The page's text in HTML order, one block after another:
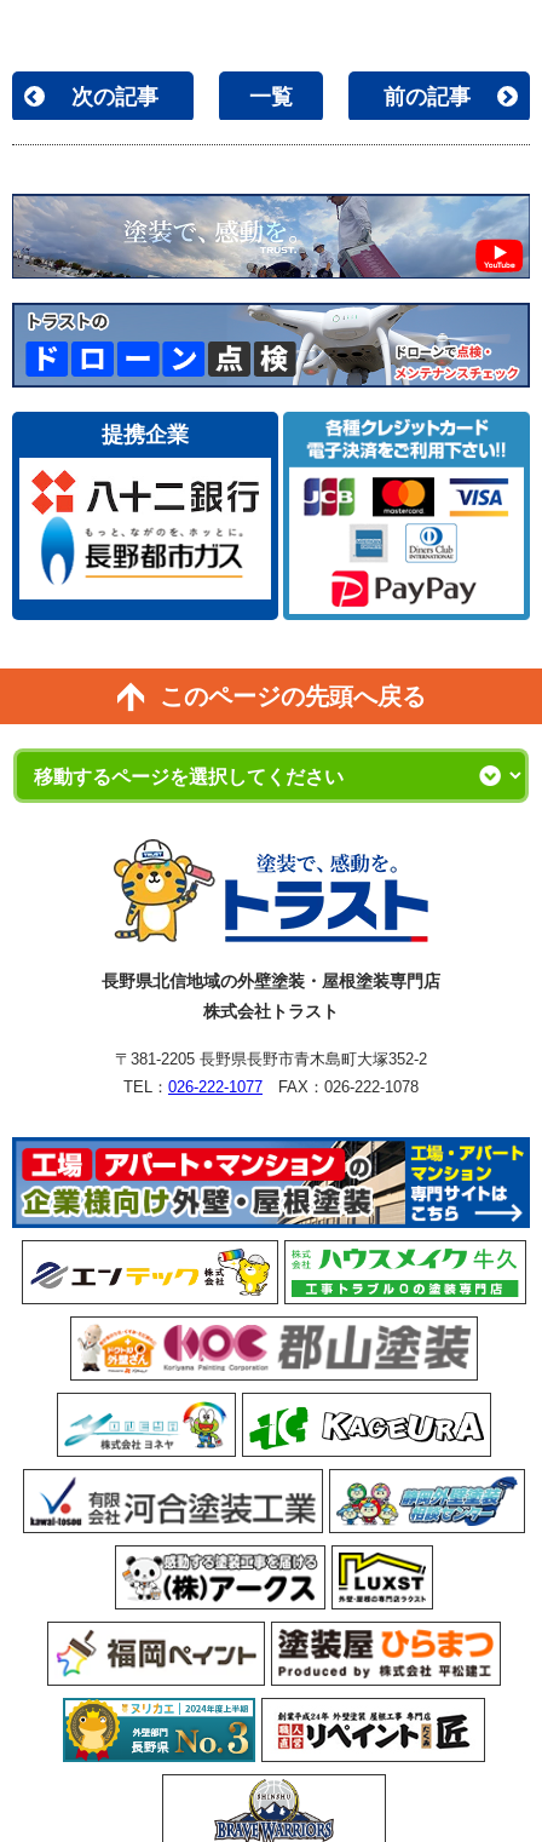
次の記事 一覧 前の記事
提携企業
このページの先頭へ戻る
長野県北信地域の外壁塗装・屋根塗装専門店
株式会社トラスト
〒381-2205 長野県長野市青木島町大塚352-2
TEL： 026-222-1077 FAX：026-222-1078